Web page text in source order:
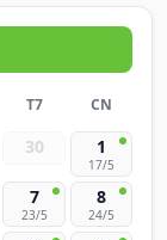
T7 CN
30 1
17/5
7
23/5
8
24/5